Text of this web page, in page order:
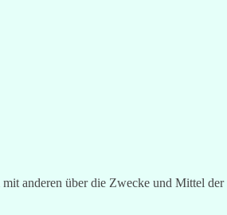
anderen über die Zwecke und Mittel